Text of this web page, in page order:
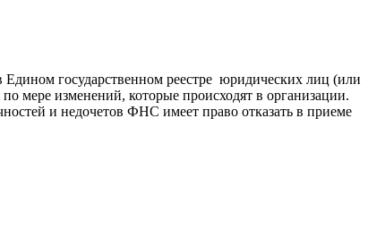
государственном реестре юридических лиц (или
мере изменений, которые происходят в организации.
и недочетов ФНС имеет право отказать в приеме